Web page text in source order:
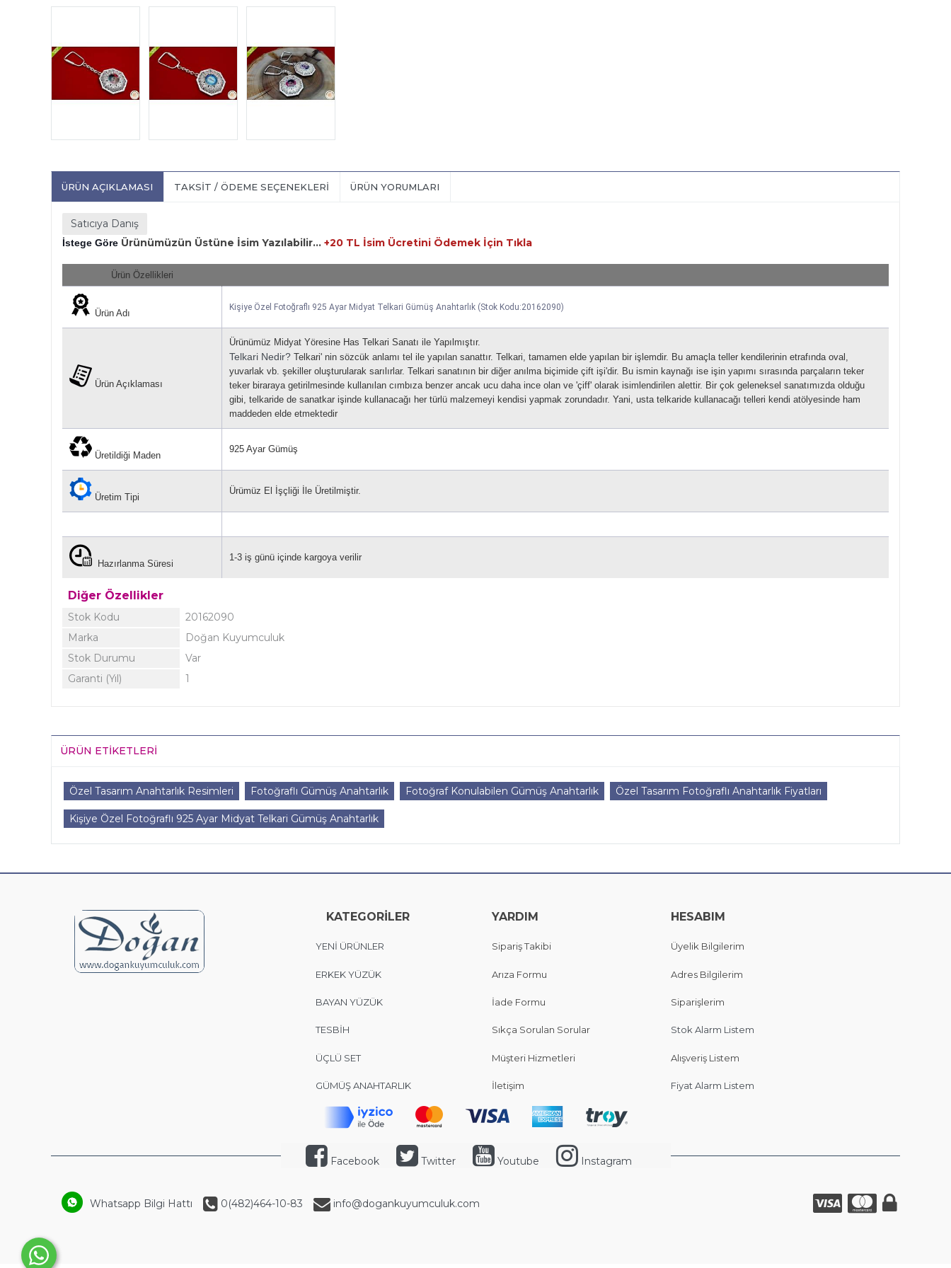
ÜRÜN AÇIKLAMASI TAKSIT / ÖDEME SEÇENEKLERI ÜRÜN YORUMLARI
Satıcıya Danış
İstege Göre Ürünümüzün Üstüne İsim Yazılabilir... +20 TL İsim Ücretini Ödemek İçin Tıkla
Ürün Özellikleri
Ürün Adı
Kişiye Özel Fotoğraflı 925 Ayar Midyat Telkari Gümüş Anahtarlık (Stok Kodu:20162090)
Ürün Açıklaması
Ürünümüz Midyat Yöresine Has Telkari Sanatı ile Yapılmıştır.
Telkari Nedir? Telkari' nin sözcük anlamı tel ile yapılan sanattır. Telkari, tamamen elde yapılan bir işlemdir. Bu amaçla teller kendilerinin etrafında oval,
yuvarlak vb. şekiller oluşturularak sarılırlar. Telkari sanatının bir diğer anılma biçimide çift işi'dir. Bu ismin kaynağı ise işin yapımı sırasında parçaların teker
teker biraraya getirilmesinde kullanılan cımbıza benzer ancak ucu daha ince olan ve 'çiff' olarak isimlendirilen alettir. Bir çok geleneksel sanatımızda olduğu
gibi, telkaride de sanatkar işinde kullanacağı her türlü malzemeyi kendisi yapmak zorundadır. Yani, usta telkaride kullanacağı telleri kendi atölyesinde ham
maddeden elde etmektedir
Üretildiği Maden
925 Ayar Gümüş
Üretim Tipi
Ürümüz El İşçliği İle Üretilmiştir.
Hazırlanma Süresi
1-3 iş günü içinde kargoya verilir
Diğer Özellikler
Stok Kodu
20162090
Marka
Doğan Kuyumculuk
Stok Durumu
Var
Garanti (Yıl)
1
ÜRÜN ETIKETLERI
Özel Tasarım Anahtarlık Resimleri Fotoğraflı Gümüş Anahtarlık Fotoğraf Konulabilen Gümüş Anahtarlık Özel Tasarım Fotoğraflı Anahtarlık Fiyatları
Kişiye Özel Fotoğraflı 925 Ayar Midyat Telkari Gümüş Anahtarlık
KATEGORİLER
YENİ ÜRÜNLER
ERKEK YÜZÜK
BAYAN YÜZÜK
TESBİH
ÜÇLÜ SET
GÜMÜŞ ANAHTARLIK
YARDIM
Sipariş Takibi
Arıza Formu
İade Formu
Sıkça Sorulan Sorular
Müşteri Hizmetleri
İletişim
HESABIM
Üyelik Bilgilerim
Adres Bilgilerim
Siparişlerim
Stok Alarm Listem
Alışveriş Listem
Fiyat Alarm Listem
Facebook Twitter Youtube Instagram
Whatsapp Bilgi Hattı 0(482)464-10-83 info@dogankuyumculuk.com